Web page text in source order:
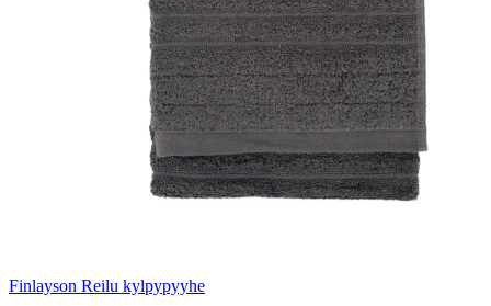
Finlayson Reilu kylpypyyhe